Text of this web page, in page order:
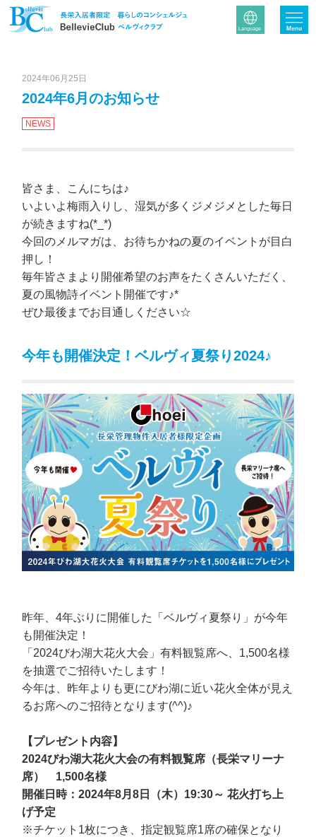
2024年06月25日
2024年6月のお知らせ
NEWS
皆さま、こんにちは♪
いよいよ梅雨入りし、湿気が多くジメジメとした毎日
が続きますね(*_*)
今回のメルマガは、お待ちかねの夏のイベントが目白
押し！
毎年皆さまより開催希望のお声をたくさんいただく、
夏の風物詩イベント開催です♪*
ぜひ最後までお目通しください☆
今年も開催決定！ベルヴィ夏祭り2024♪
昨年、4年ぶりに開催した「ベルヴィ夏祭り」が今年
も開催決定！
「2024びわ湖大花火大会」有料観覧席へ、1,500名様
を抽選でご招待いたします！
今年は、昨年よりも更にびわ湖に近い花火全体が見え
るお席へのご招待となります(^^)♪
【プレゼント内容】
2024びわ湖大花火大会の有料観覧席（長栄マリーナ
席） 1,500名様
開催日時：2024年8月8日（木）19:30～ 花火打ち上
げ予定
※チケット1枚につき、指定観覧席1席の確保となり